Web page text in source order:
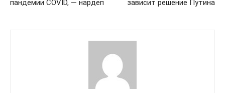
пандемии COVID, — нардеп
зависит решение Путина